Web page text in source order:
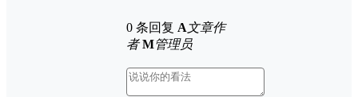
0 条回复 A文章作
者 M管理员